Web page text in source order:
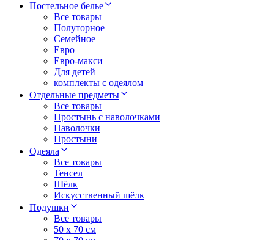
Постельное белье
Все товары
Полуторное
Семейное
Евро
Евро-макси
Для детей
комплекты с одеялом
Отдельные предметы
Все товары
Простынь с наволочками
Наволочки
Простыни
Одеяла
Все товары
Тенсел
Шёлк
Искусственный шёлк
Подушки
Все товары
50 x 70 см